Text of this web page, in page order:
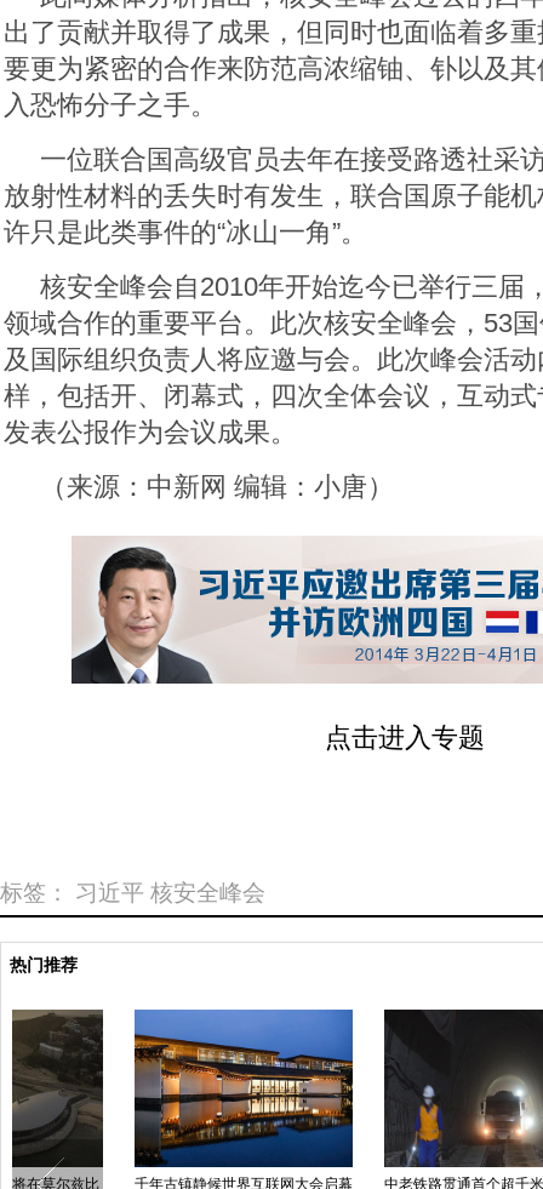
出了贡献并取得了成果，但同时也面临着多
要更为紧密的合作来防范高浓缩铀、钋以及
入恐怖分子之手。
一位联合国高级官员去年在接受路透社采
放射性材料的丢失时有发生，联合国原子能
许只是此类事件的“冰山一角”。
核安全峰会自2010年开始迄今已举行三届
领域合作的重要平台。此次核安全峰会，53
及国际组织负责人将应邀与会。此次峰会活
样，包括开、闭幕式，四次全体会议，互动
发表公报作为会议成果。
（来源：中新网 编辑：小唐）
点击进入专题
标签： 习近平 核安全峰会
热门推荐
传奇之路：巴黎国际车展120周年 泰国民众纪念先王普密蓬逝世两周